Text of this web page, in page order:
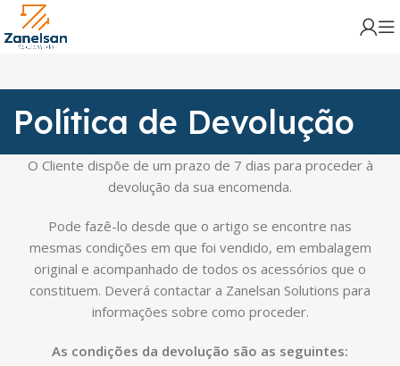
Política de Devolução
O Cliente dispõe de um prazo de 7 dias para proceder à
devolução da sua encomenda.
Pode fazê-lo desde que o artigo se encontre nas
mesmas condições em que foi vendido, em embalagem
original e acompanhado de todos os acessórios que o
constituem. Deverá contactar a Zanelsan Solutions para
informações sobre como proceder.
As condições da devolução são as seguintes: